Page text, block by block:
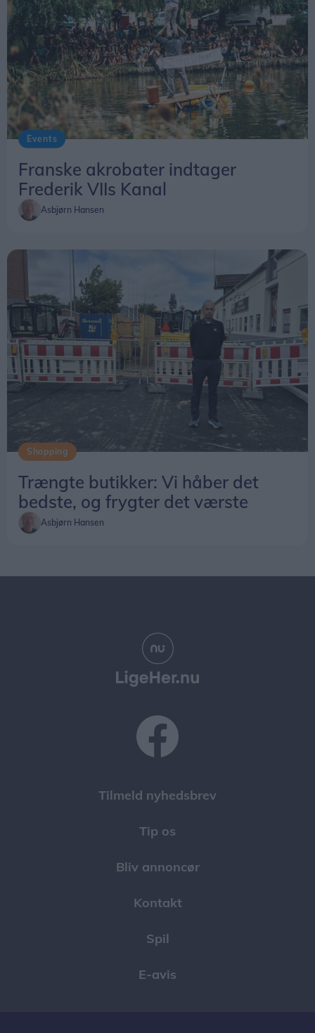
Events
Franske akrobater indtager
Frederik VIIs Kanal
Asbjørn Hansen
Shopping
Trængte butikker: Vi håber det
bedste, og frygter det værste
Asbjørn Hansen
Tilmeld nyhedsbrev
Tip os
Bliv annoncør
Kontakt
Spil
E-avis